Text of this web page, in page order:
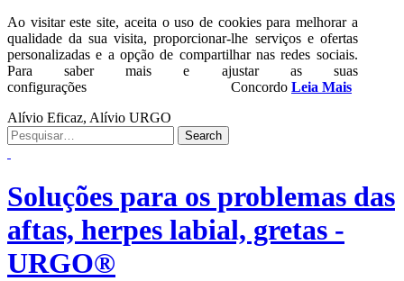
Ao visitar este site, aceita o uso de cookies para melhorar a
qualidade da sua visita, proporcionar-lhe serviços e ofertas
personalizadas e a opção de compartilhar nas redes sociais.
Para saber mais e ajustar as suas
configurações
Concordo Leia Mais
Alívio Eficaz, Alívio URGO
Soluções para os problemas das
aftas, herpes labial, gretas -
URGO®